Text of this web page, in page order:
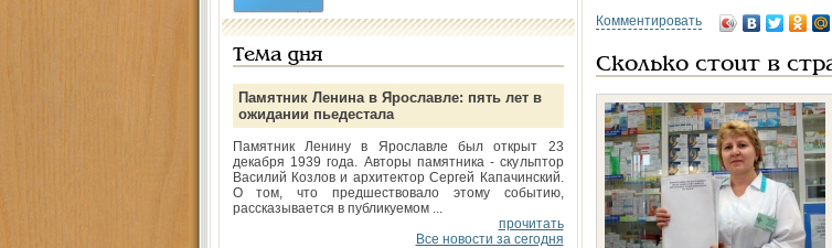
Тема дня
Памятник Ленина в Ярославле: пять лет в
ожидании пьедестала
Памятник Ленину в Ярославле был открыт 23
декабря 1939 года. Авторы памятника - скульптор
Василий Козлов и архитектор Сергей Капачинский.
О том, что предшествовало этому событию,
рассказывается в публикуемом ...
прочитать
Все новости за сегодня
Комментировать
Сколько стоит в